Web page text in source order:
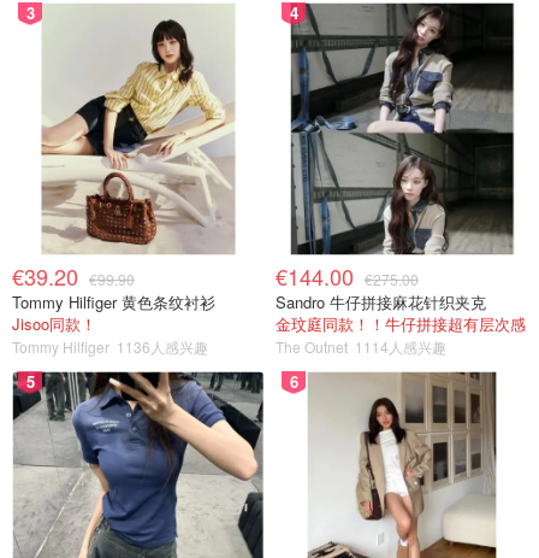
3
€39.20 €99.90
Tommy Hilfiger 黄色条纹衬衫
Jisoo同款！
Tommy Hilfiger 1136人感兴趣
4
€144.00 €275.00
Sandro 牛仔拼接麻花针织夹克
金玟庭同款！！牛仔拼接超有层次感
The Outnet 1114人感兴趣
5 6